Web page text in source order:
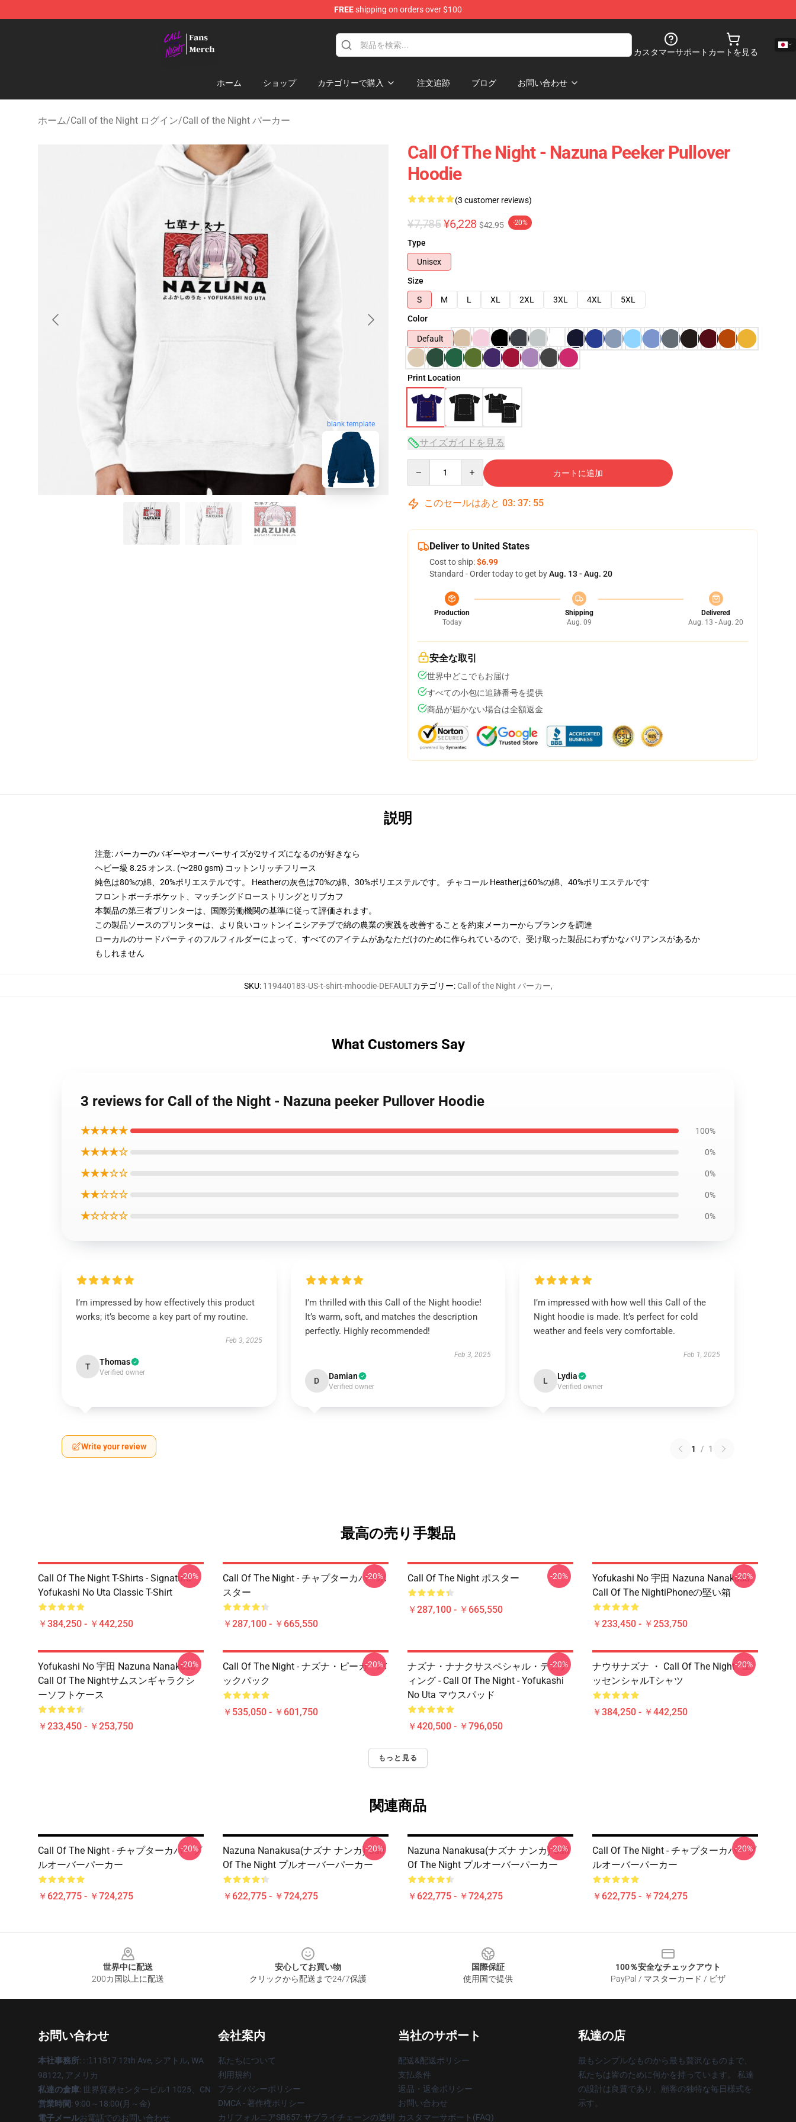
FREEshipping on orders over $100
カスタマーサポート カートを見る
ホーム ショップ カテゴリーで購入 注文追跡 ブログ お問い合わせ
ホーム/Call of the Night ログイン/Call of the Night パーカー
blank template
Call Of The Night - Nazuna Peeker Pullover
Hoodie
(3 customer reviews)
¥7,785 ¥6,228 $42.95 -20%
Type
Unisex
Size
S
M L XL 2XL 3XL 4XL
5XL
Color
Default
Print Location
サイズガイドを見る
カートに追加
このセールはあと 03: 37: 54
Deliver to United States
Cost to ship:$6.99
Standard - Order today to get byAug. 13 - Aug. 20
Production
Today
Shipping
Aug. 09
Delivered
Aug. 13 - Aug. 20
安全な取引
世界中どこでもお届け
すべての小包に追跡番号を提供
商品が届かない場合は全額返金
説明
注意: パーカーのバギーやオーバーサイズが2サイズになるのが好きなら
ヘビー級 8.25 オンス. (〜280 gsm) コットンリッチフリース
純色は80%の綿、20%ポリエステルです。 Heatherの灰色は70%の綿、30%ポリエステルです。 チャコール Heatherは60%の綿、40%ポリエステルです
フロントポーチポケット、マッチングドローストリングとリブカフ
本製品の第三者プリンターは、国際労働機関の基準に従って評価されます。
この製品ソースのプリンターは、より良いコットンイニシアチブで綿の農業の実践を改善することを約束メーカーからブランクを調達
ローカルのサードパーティのフルフィルダーによって、すべてのアイテムがあなただけのために作られているので、受け取った製品にわずかなバリアンスがあるか
もしれません
SKU: 119440183-US-t-shirt-mhoodie-DEFAULTカテゴリー: Call of the Night パーカー,
What Customers Say
3 reviews for Call of the Night - Nazuna peeker Pullover Hoodie
★★★★★ 100%
★★★★☆ 0%
★★★☆☆ 0%
★★☆☆☆ 0%
★☆☆☆☆ 0%
I’m impressed by how effectively this product
works; it’s become a key part of my routine.
Feb 3, 2025
T Thomas
Verified owner
I’m thrilled with this Call of the Night hoodie!
It’s warm, soft, and matches the description
perfectly. Highly recommended!
Feb 3, 2025
D Damian
Verified owner
I’m impressed with how well this Call of the
Night hoodie is made. It’s perfect for cold
weather and feels very comfortable.
Feb 1, 2025
L Lydia
Verified owner
Write your review 1 / 1
最高の売り手製品
Call Of The Night T-Shirts - Signature
Yofukashi No Uta Classic T-Shirt
￥384,250 - ￥442,250
-20%
Call Of The Night - チャプターカバーポ
スター
￥287,100 - ￥665,550
-20% Call Of The Night ポスター
￥287,100 - ￥665,550
-20%
Yofukashi No 宇田 Nazuna Nanakusa
Call Of The NightiPhoneの堅い箱
￥233,450 - ￥253,750
-20%
Yofukashi No 宇田 Nazuna Nanakusa
Call Of The Nightサムスンギャラクシ
ーソフトケース
￥233,450 - ￥253,750
-20%
Call Of The Night - ナズナ・ピーカ・バ
ックパック
￥535,050 - ￥601,750
-20%
ナズナ・ナナクサスペシャル・デステ
ィング - Call Of The Night - Yofukashi
No Uta マウスパッド
￥420,500 - ￥796,050
-20%
ナウサナズナ ・ Call Of The Night - エ
ッセンシャルTシャツ
￥384,250 - ￥442,250
-20%
もっと見る
関連商品
Call Of The Night - チャプターカバープ
ルオーバーパーカー
￥622,775 - ￥724,275
-20%
Nazuna Nanakusa(ナズナ ナンカ) Call
Of The Night プルオーバーパーカー
￥622,775 - ￥724,275
-20%
Nazuna Nanakusa(ナズナ ナンカ) Call
Of The Night プルオーバーパーカー
￥622,775 - ￥724,275
-20%
Call Of The Night - チャプターカバープ
ルオーバーパーカー
￥622,775 - ￥724,275
-20%
世界中に配送
200カ国以上に配送
安心してお買い物
クリックから配送まで24/7保護
国際保証
使用国で提供
100％安全なチェックアウト
PayPal / マスターカード / ビザ
お問い合わせ
本社事務所: : :1 11517 12th Ave, シアトル, WA
98122, アメリカ
私達の倉庫: 世界貿易センタービル1 1025、CN
営業時間: 9:00～18:00(月～金)
電子メールお電話でのお問い合わせ
会社案内
私たちについて
利用規約
プライバシーポリシー
DMCA - 著作権ポリシー
カリフォルニアSB657: サプライチェーンの透明
当社のサポート
配送&配送ポリシー
支払条件
返品・返金ポリシー
お問い合わせ
カスタマーサポート(FAQ)
私達の店
最もシンプルなものから最も贅沢なものまで、
私たちは皆のために何かを持っています。 私達
の設計は良質であり、顧客の独特な毎日様式を
示す。